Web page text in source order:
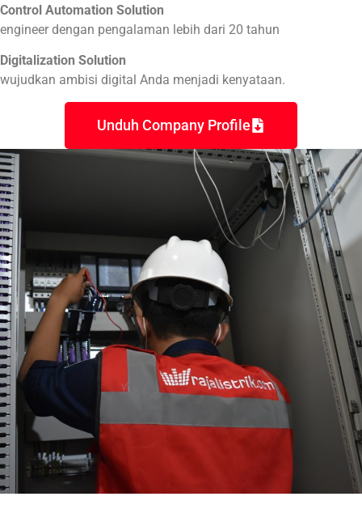
Control Automation Solution
engineer dengan pengalaman lebih dari 20 tahun
Digitalization Solution
wujudkan ambisi digital Anda menjadi kenyataan.
Unduh Company Profile